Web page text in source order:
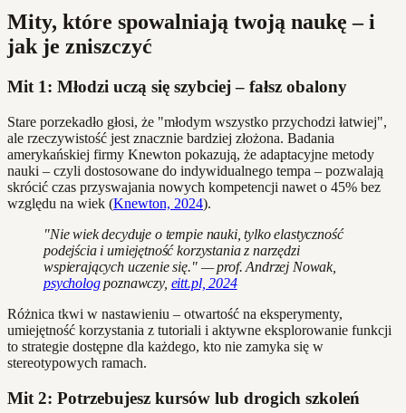
Mity, które spowalniają twoją naukę – i
jak je zniszczyć
Mit 1: Młodzi uczą się szybciej – fałsz obalony
Stare porzekadło głosi, że "młodym wszystko przychodzi łatwiej",
ale rzeczywistość jest znacznie bardziej złożona. Badania
amerykańskiej firmy Knewton pokazują, że adaptacyjne metody
nauki – czyli dostosowane do indywidualnego tempa – pozwalają
skrócić czas przyswajania nowych kompetencji nawet o 45% bez
względu na wiek (Knewton, 2024).
"Nie wiek decyduje o tempie nauki, tylko elastyczność
podejścia i umiejętność korzystania z narzędzi
wspierających uczenie się." — prof. Andrzej Nowak,
psychologpoznawczy, eitt.pl, 2024
Różnica tkwi w nastawieniu – otwartość na eksperymenty,
umiejętność korzystania z tutoriali i aktywne eksplorowanie funkcji
to strategie dostępne dla każdego, kto nie zamyka się w
stereotypowych ramach.
Mit 2: Potrzebujesz kursów lub drogich szkoleń